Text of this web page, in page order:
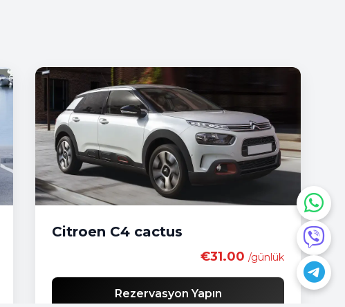
Citroen C4 cactus
€31.00 /günlük
Rezervasyon Yapın